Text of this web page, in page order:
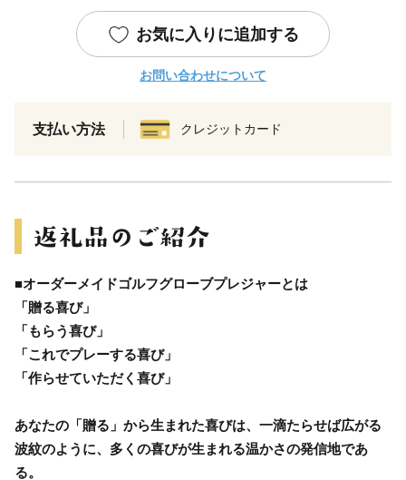
お気に入りに追加する
お問い合わせについて
支払い方法 クレジットカード
■オーダーメイドゴルフグローブプレジャーとは
「贈る喜び」
「もらう喜び」
「これでプレーする喜び」
「作らせていただく喜び」
あなたの「贈る」から生まれた喜びは、一滴たらせば広がる
波紋のように、多くの喜びが生まれる温かさの発信地であ
る。